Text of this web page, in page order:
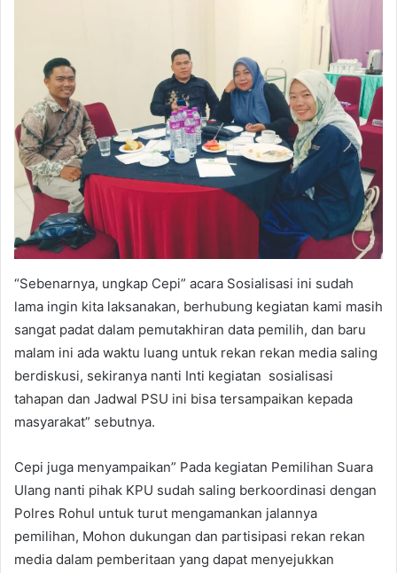
“Sebenarnya, ungkap Cepi” acara Sosialisasi ini sudah
lama ingin kita laksanakan, berhubung kegiatan kami masih
sangat padat dalam pemutakhiran data pemilih, dan baru
malam ini ada waktu luang untuk rekan rekan media saling
berdiskusi, sekiranya nanti Inti kegiatan sosialisasi
tahapan dan Jadwal PSU ini bisa tersampaikan kepada
masyarakat” sebutnya.
Cepi juga menyampaikan” Pada kegiatan Pemilihan Suara
Ulang nanti pihak KPU sudah saling berkoordinasi dengan
Polres Rohul untuk turut mengamankan jalannya
pemilihan, Mohon dukungan dan partisipasi rekan rekan
media dalam pemberitaan yang dapat menyejukkan